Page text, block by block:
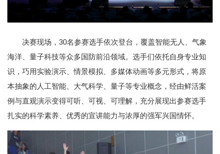
决赛现场，30名参赛选手依次登台，覆盖智能无人、气象
海洋、量子科技等众多国防前沿领域。选手们依托自身专业知
识，巧用实验演示、情景模拟、多媒体动画等多元形式，将原
本抽象的人工智能、大气科学、量子等专业概念，经由鲜活案
例与直观演示变得可听、可视、可理解，充分展现出参赛选手
扎实的科学素养、优秀的宣讲能力与浓厚的强军兴国情怀。